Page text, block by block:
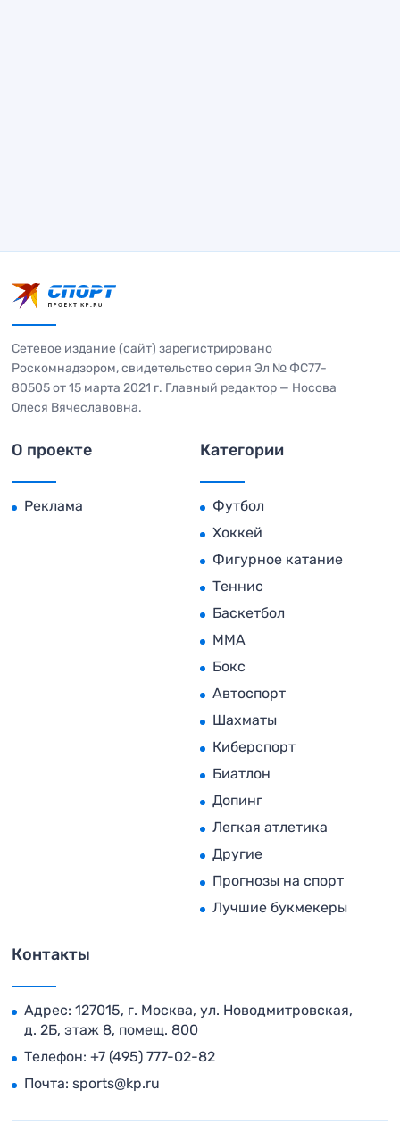
Сетевое издание (сайт) зарегистрировано
Роскомнадзором, свидетельство серия Эл № ФС77-
80505 от 15 марта 2021 г. Главный редактор — Носова
Олеся Вячеславовна.
О проекте
Реклама
Категории
Футбол
Хоккей
Фигурное катание
Теннис
Баскетбол
MMA
Бокс
Автоспорт
Шахматы
Киберспорт
Биатлон
Допинг
Легкая атлетика
Другие
Прогнозы на спорт
Лучшие букмекеры
Контакты
Адрес: 127015, г. Москва, ул. Новодмитровская,
д. 2Б, этаж 8, помещ. 800
Телефон: +7 (495) 777-02-82
Почта: sports@kp.ru